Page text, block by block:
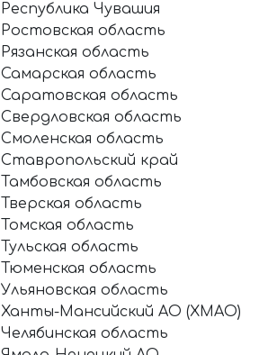
Республика Чувашия
Ростовская область
Рязанская область
Самарская область
Саратовская область
Свердловская область
Смоленская область
Ставропольский край
Тамбовская область
Тверская область
Томская область
Тульская область
Тюменская область
Ульяновская область
Ханты-Мансийский АО (ХМАО)
Челябинская область